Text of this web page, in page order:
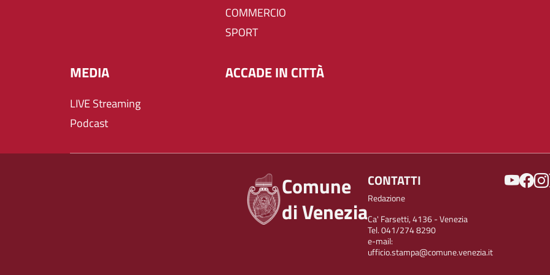
COMMERCIO
SPORT
MEDIA
LIVE Streaming
Podcast
ACCADE IN CITTÀ
Comune
di Venezia
CONTATTI
Redazione
Ca' Farsetti, 4136 - Venezia
Tel. 041/274 8290
e-mail:
ufficio.stampa@comune.venezia.it